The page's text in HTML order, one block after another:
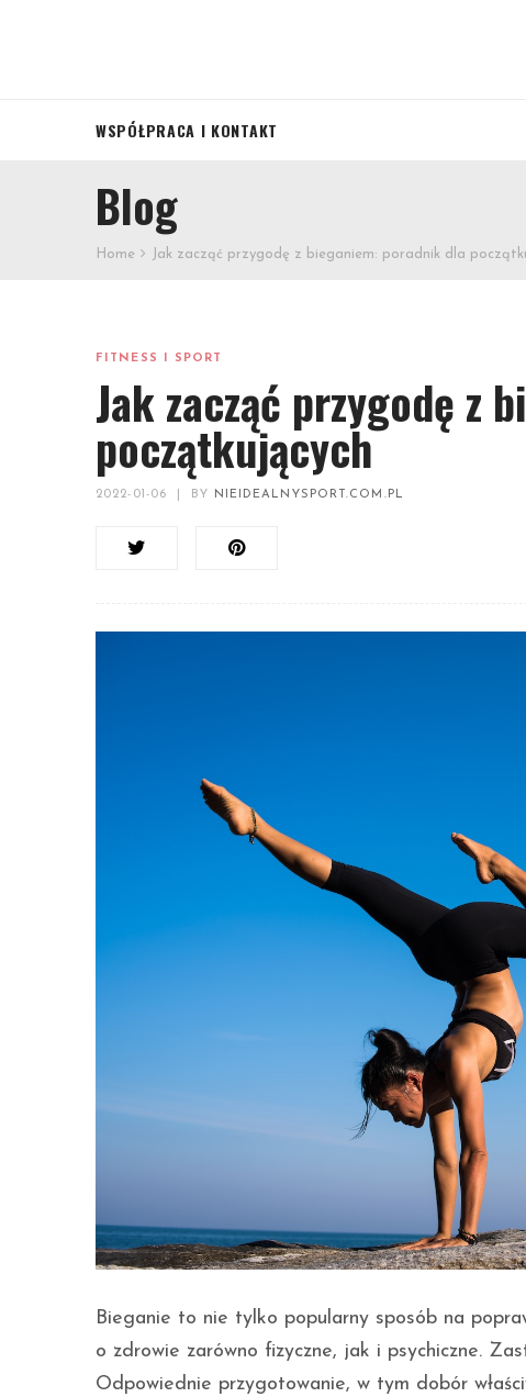
WSPÓŁPRACA I KONTAKT
Blog
Home Jak zacząć przygodę z bieganiem: poradnik dla
FITNESS I SPORT
Jak zacząć przygodę z
początkujących
2022-01-06 BY NIEIDEALNYSPORT.COM.PL
Bieganie to nie tylko popularny sposób na
o zdrowie zarówno fizyczne, jak i psychiczne.
Odpowiednie przygotowanie, w tym dobór